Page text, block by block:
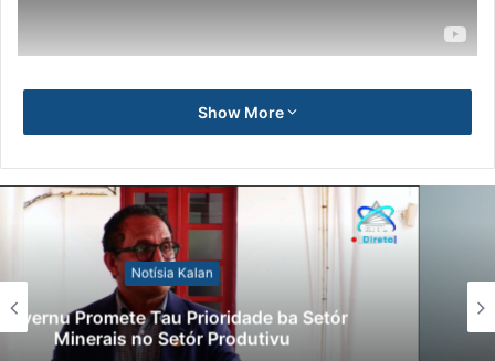
Show More
Notísia Kalan
Lei Siberseguransa Ajuda Autoridade
Polisiál Kaptura Autór Kriminozu ho
Paradeiru Iha Estranjeiru